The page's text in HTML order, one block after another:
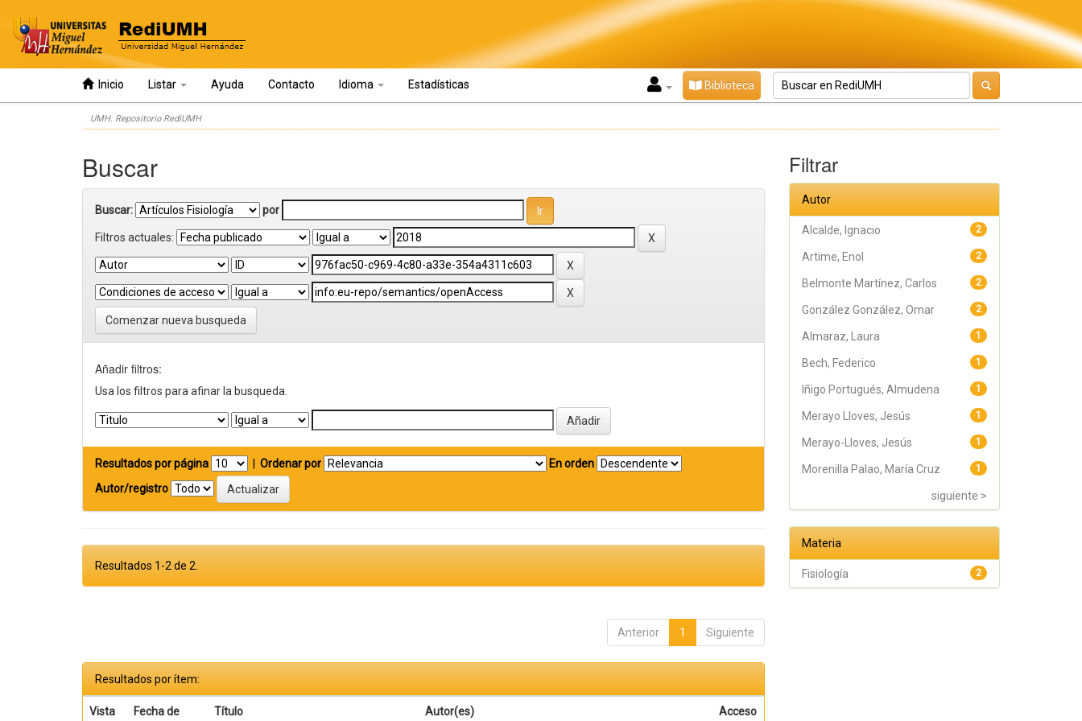
Inicio Listar Ayuda Contacto Idioma Estadísticas Biblioteca
UMH: Repositorio RediUMH
Buscar
Buscar: por
Filtros actuales:
Comenzar nueva busqueda
Añadir filtros:
Usa los filtros para afinar la busqueda.
Resultados por página Ordenar por
En orden
Autor/registro
Resultados 1-2 de 2.
Anterior 1 Siguiente
Resultados por ítem:
Vista Fecha de Título Autor(es) Acceso
Filtrar
Autor
2
Alcalde, Ignacio
2
Artime, Enol
2
Belmonte Martínez, Carlos
2
González González, Omar
1
Almaraz, Laura
1
Bech, Federico
1
Iñigo Portugués, Almudena
1
Merayo Lloves, Jesús
1
Merayo-Lloves, Jesús
1
Morenilla Palao, María Cruz
siguiente >
Materia
2
Fisiología